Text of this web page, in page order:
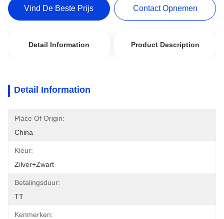
Vind De Beste Prijs Contact Opnemen
Detail Information Product Description
Detail Information
Place Of Origin:
China
Kleur:
Zilver+zwart
Betalingsduur:
TT
Kenmerken: